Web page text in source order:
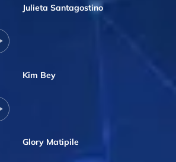
Julieta Santagostino
Kim Bey
Glory Matipile